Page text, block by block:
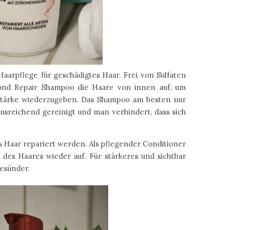
für geschädigtes Haar. Frei von Sulfaten
Repair Shampoo die Haare von innen auf, um
wiederzugeben. Das Shampoo am besten nur
gereinigt und man verhindert, dass sich
Haar repariert werden. Als pflegender Conditioner
Haares wieder auf. Für stärkeres und sichtbar